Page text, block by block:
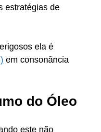
estratégias de
ela é
em consonância
do Óleo
este não